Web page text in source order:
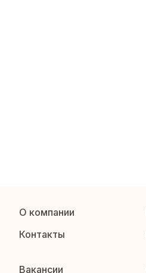
О компании
Контакты
Вакансии